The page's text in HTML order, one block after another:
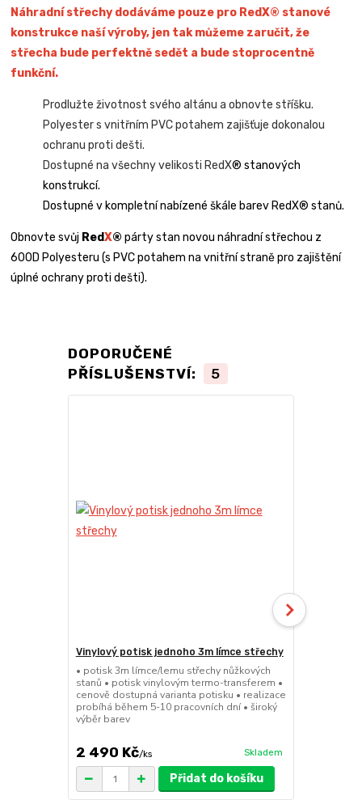
Náhradní střechy dodáváme pouze pro RedX® stanové
konstrukce naší výroby, jen tak můžeme zaručit, že
střecha bude perfektně sedět a bude stoprocentně
funkční.
Prodlužte životnost svého altánu a obnovte stříšku.
Polyester s vnitřním PVC potahem zajišťuje dokonalou
ochranu proti dešti.
Dostupné na všechny velikosti RedX® stanových
konstrukcí.
Dostupné v kompletní nabízené škále barev RedX® stanů.
Obnovte svůj RedX® párty stan novou náhradní střechou z
600D Polyesteru (s PVC potahem na vnitřní straně pro zajištění
úplné ochrany proti dešti).
DOPORUČENÉ
PŘÍSLUŠENSTVÍ:
5
Vinylový potisk jednoho 3m límce střechy
• potisk 3m límce/lemu střechy nůžkových
stanů • potisk vinylovým termo-transferem •
cenově dostupná varianta potisku • realizace
probíhá během 5-10 pracovních dní • široký
výběr barev
2 490 Kč/ks Skladem
Přidat do košíku